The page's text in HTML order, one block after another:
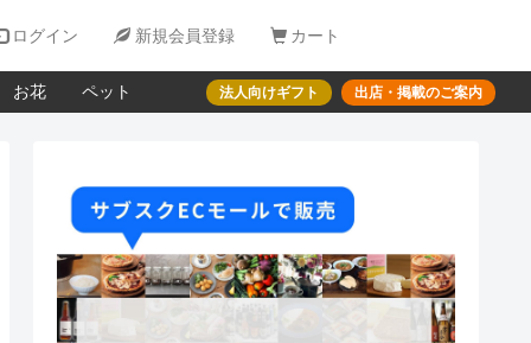
ログイン  新規会員登録  カート
お花 ペット 法人向けギフト 出店・掲載のご案内